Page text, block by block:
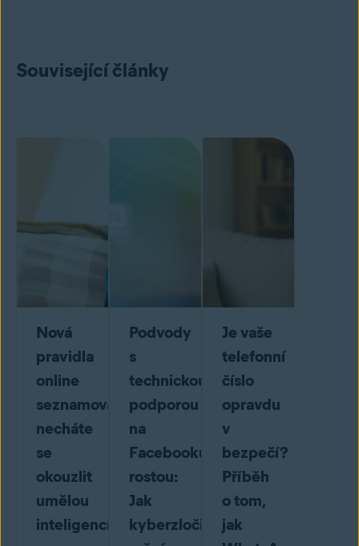
Související články
Nová
pravidla
online
seznamování:
necháte
se
okouzlit
umělou
inteligencí?
Podvody
s
technickou
podporou
na
Facebooku
rostou:
Jak
kyberzločinci
Je vaše
telefonní
číslo
opravdu
v
bezpečí?
Příběh
o tom,
jak